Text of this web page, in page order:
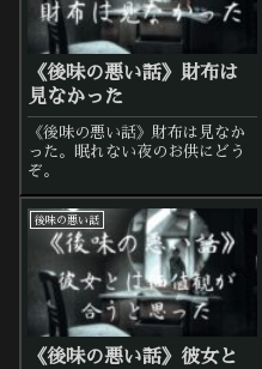
《後味の悪い話》財布は
見なかった
《後味の悪い話》財布は見なか
った。眠れない夜のお供にどう
ぞ。
後味の悪い話
《後味の悪い話》彼女と